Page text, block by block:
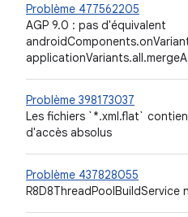
Problème 477562205
AGP 9.0 : pas d'équivalent
Problème 398173037
Les fichiers `*.xml.flat`
d'accès absolus
Problème 437828055
R8D8ThreadPoolBuildService